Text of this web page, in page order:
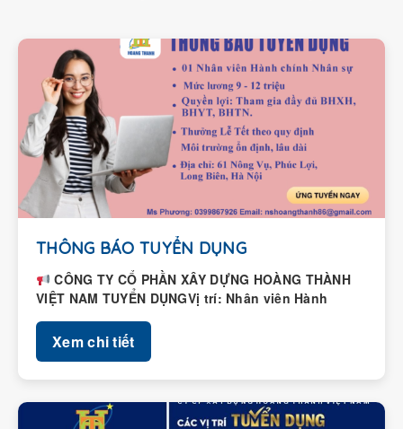
THÔNG BÁO TUYỂN DỤNG
CÔNG TY CỔ PHẦN XÂY DỰNG HOÀNG THÀNH
VIỆT NAM TUYỂN DỤNGVị trí: Nhân viên Hành
chính – Nhân...
Xem chi tiết